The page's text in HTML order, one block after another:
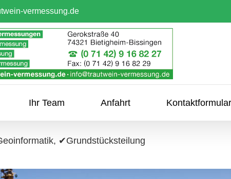
vermessung.de
Ihr Team Anfahrt Kontaktformular
✔Grundstücksteilung